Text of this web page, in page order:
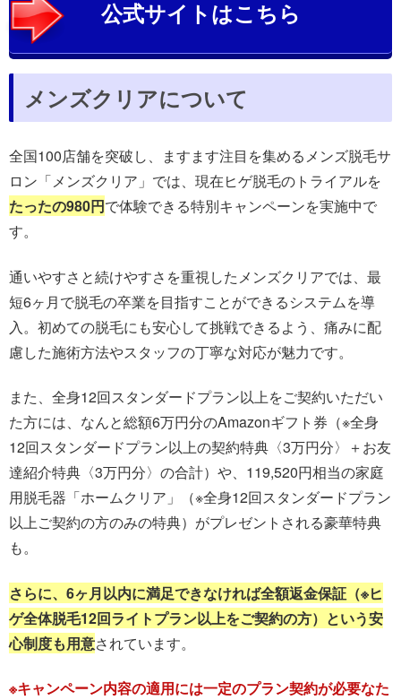
公式サイトはこちら
メンズクリアについて
全国100店舗を突破し、ますます注目を集めるメンズ脱毛サ
ロン「メンズクリア」では、現在ヒゲ脱毛のトライアルを
たったの980円で体験できる特別キャンペーンを実施中で
す。
通いやすさと続けやすさを重視したメンズクリアでは、最
短6ヶ月で脱毛の卒業を目指すことができるシステムを導
入。初めての脱毛にも安心して挑戦できるよう、痛みに配
慮した施術方法やスタッフの丁寧な対応が魅力です。
また、全身12回スタンダードプラン以上をご契約いただい
た方には、なんと総額6万円分のAmazonギフト券（※全身
12回スタンダードプラン以上の契約特典〈3万円分〉＋お友
達紹介特典〈3万円分〉の合計）や、119,520円相当の家庭
用脱毛器「ホームクリア」（※全身12回スタンダードプラン
以上ご契約の方のみの特典）がプレゼントされる豪華特典
も。
さらに、6ヶ月以内に満足できなければ全額返金保証（※ヒ
ゲ全体脱毛12回ライトプラン以上をご契約の方）という安
心制度も用意されています。
※キャンペーン内容の適用には一定のプラン契約が必要なた